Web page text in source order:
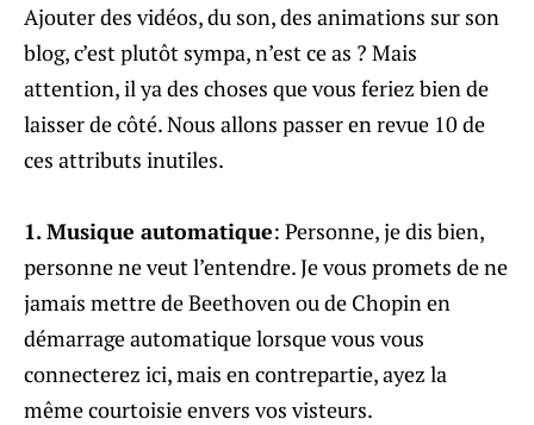
Ajouter des vidéos, du son, des animations sur son
blog, c’est plutôt sympa, n’est ce as ? Mais
attention, il ya des choses que vous feriez bien de
laisser de côté. Nous allons passer en revue 10 de
ces attributs inutiles.
1. Musique automatique: Personne, je dis bien,
personne ne veut l’entendre. Je vous promets de ne
jamais mettre de Beethoven ou de Chopin en
démarrage automatique lorsque vous vous
connecterez ici, mais en contrepartie, ayez la
même courtoisie envers vos visteurs.